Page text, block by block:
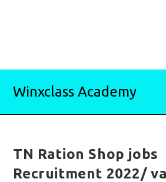
Winxclass Academy
TN Ration Shop jobs
Recruitment 2022/